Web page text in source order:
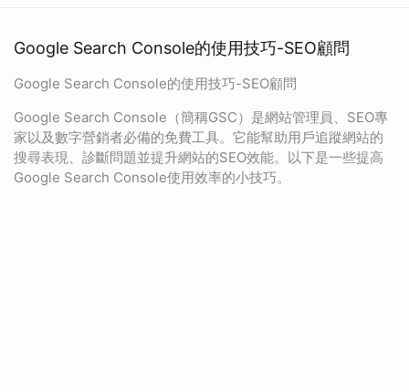
Google Search Console的使用技巧-SEO顧問
Google Search Console的使用技巧-SEO顧問
Google Search Console（簡稱GSC）是網站管理員、SEO專
家以及數字營銷者必備的免費工具。它能幫助用戶追蹤網站的
搜尋表現、診斷問題並提升網站的SEO效能。以下是一些提高
Google Search Console使用效率的小技巧。